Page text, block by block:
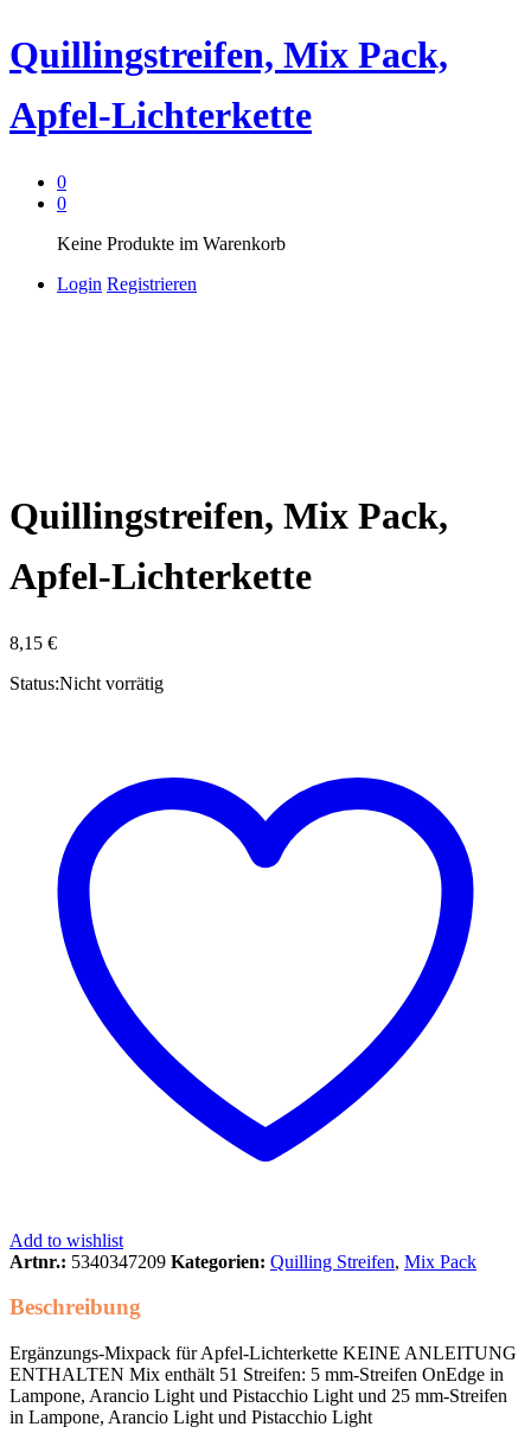
Quillingstreifen, Mix Pack,
Apfel-Lichterkette
0
0
Keine Produkte im Warenkorb
Login Registrieren
Quillingstreifen, Mix Pack,
Apfel-Lichterkette
8,15 €
Status:Nicht vorrätig
Add to wishlist
Artnr.: 5340347209 Kategorien: Quilling Streifen, Mix Pack
Beschreibung
Ergänzungs-Mixpack für Apfel-Lichterkette KEINE ANLEITUNG
ENTHALTEN Mix enthält 51 Streifen: 5 mm-Streifen OnEdge in
Lampone, Arancio Light und Pistacchio Light und 25 mm-Streifen
in Lampone, Arancio Light und Pistacchio Light